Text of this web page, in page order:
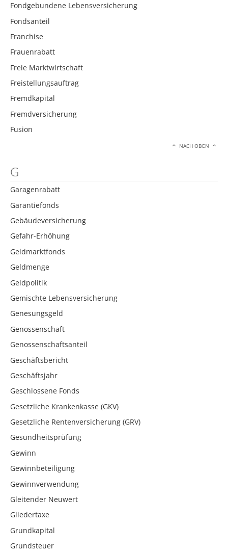
Fondgebundene Lebensversicherung
Fondsanteil
Franchise
Frauenrabatt
Freie Marktwirtschaft
Freistellungsauftrag
Fremdkapital
Fremdversicherung
Fusion
NACH OBEN
G
Garagenrabatt
Garantiefonds
Gebäudeversicherung
Gefahr-Erhöhung
Geldmarktfonds
Geldmenge
Geldpolitik
Gemischte Lebensversicherung
Genesungsgeld
Genossenschaft
Genossenschaftsanteil
Geschäftsbericht
Geschäftsjahr
Geschlossene Fonds
Gesetzliche Krankenkasse (GKV)
Gesetzliche Rentenversicherung (GRV)
Gesundheitsprüfung
Gewinn
Gewinnbeteiligung
Gewinnverwendung
Gleitender Neuwert
Gliedertaxe
Grundkapital
Grundsteuer